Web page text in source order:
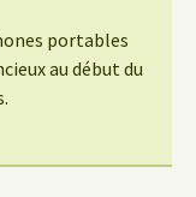
portables
au début du